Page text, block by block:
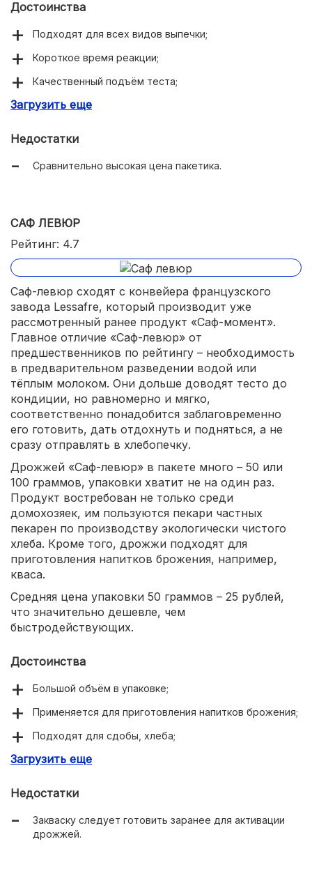
Достоинства
Подходят для всех видов выпечки;
Короткое время реакции;
Качественный подъём теста;
Подходит для всех видов хлебопечей.
Загрузить еще
Недостатки
Сравнительно высокая цена пакетика.
САФ ЛЕВЮР
Рейтинг: 4.7
Саф-левюр сходят с конвейера французского
завода Lessafre, который производит уже
рассмотренный ранее продукт «Саф-момент».
Главное отличие «Саф-левюр» от
предшественников по рейтингу – необходимость
в предварительном разведении водой или
тёплым молоком. Они дольше доводят тесто до
кондиции, но равномерно и мягко,
соответственно понадобится заблаговременно
его готовить, дать отдохнуть и подняться, а не
сразу отправлять в хлебопечку.
Дрожжей «Саф-левюр» в пакете много – 50 или
100 граммов, упаковки хватит не на один раз.
Продукт востребован не только среди
домохозяек, им пользуются пекари частных
пекарен по производству экологически чистого
хлеба. Кроме того, дрожжи подходят для
приготовления напитков брожения, например,
кваса.
Средняя цена упаковки 50 граммов – 25 рублей,
что значительно дешевле, чем
быстродействующих.
Достоинства
Большой объём в упаковке;
Применяется для приготовления напитков брожения;
Подходят для сдобы, хлеба;
Доступная цена.
Загрузить еще
Недостатки
Закваску следует готовить заранее для активации
дрожжей.